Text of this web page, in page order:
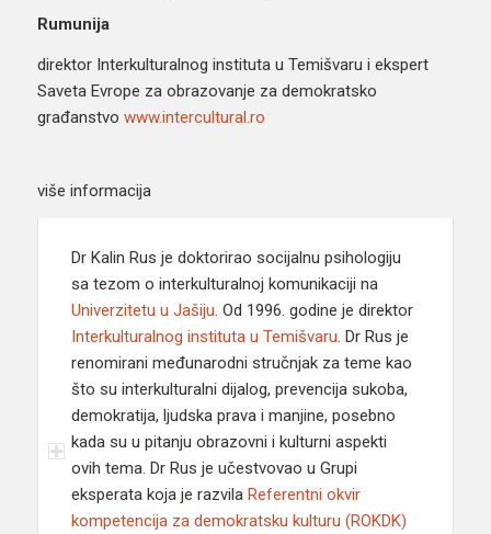
Rumunija
direktor Interkulturalnog instituta u Temišvaru i ekspert
Saveta Evrope za obrazovanje za demokratsko
građanstvo www.intercultural.ro
više informacija
Dr Kalin Rus je doktorirao socijalnu psihologiju
sa tezom o interkulturalnoj komunikaciji na
Univerzitetu u Jašiju. Od 1996. godine je direktor
Interkulturalnog instituta u Temišvaru. Dr Rus je
renomirani međunarodni stručnjak za teme kao
što su interkulturalni dijalog, prevencija sukoba,
demokratija, ljudska prava i manjine, posebno
kada su u pitanju obrazovni i kulturni aspekti
ovih tema. Dr Rus je učestvovao u Grupi
eksperata koja je razvila Referentni okvir
kompetencija za demokratsku kulturu (ROKDK)